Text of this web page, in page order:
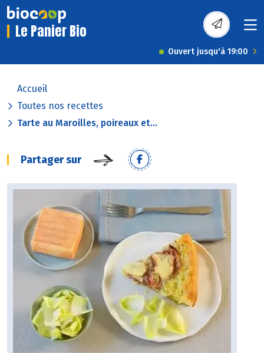
Le Panier Bio
Ouvert jusqu'à 19:00
Accueil
Toutes nos recettes
Tarte au Maroilles, poireaux et...
Partager sur